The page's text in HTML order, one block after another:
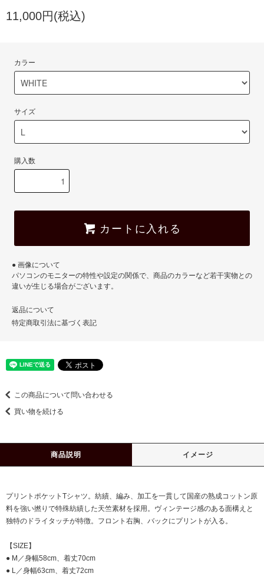
11,000円(税込)
カラー
サイズ
購入数
カートに入れる
● 画像について
パソコンのモニターの特性や設定の関係で、商品のカラーなど若干実物との
違いが生じる場合がございます。
返品について
特定商取引法に基づく表記
この商品について問い合わせる
買い物を続ける
商品説明 イメージ
プリントポケットTシャツ。紡績、編み、加工を一貫して国産の熟成コットン原
料を強い撚りで特殊紡績した天竺素材を採用。ヴィンテージ感のある面構えと
独特のドライタッチが特徴。フロント右胸、バックにプリントが入る。
【SIZE】
● M／身幅58cm、着丈70cm
● L／身幅63cm、着丈72cm